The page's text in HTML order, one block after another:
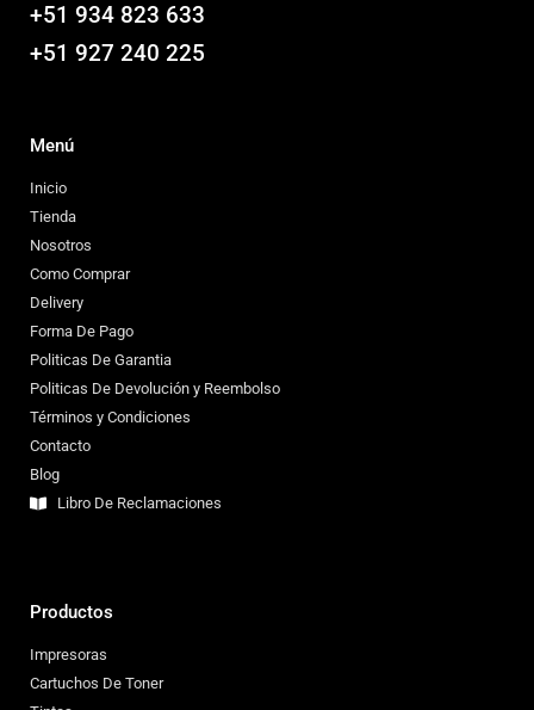
+51 934 823 633
+51 927 240 225
Menú
Inicio
Tienda
Nosotros
Como Comprar
Delivery
Forma De Pago
Politicas De Garantia
Politicas De Devolución y Reembolso
Términos y Condiciones
Contacto
Blog
Libro De Reclamaciones
Productos
Impresoras
Cartuchos De Toner